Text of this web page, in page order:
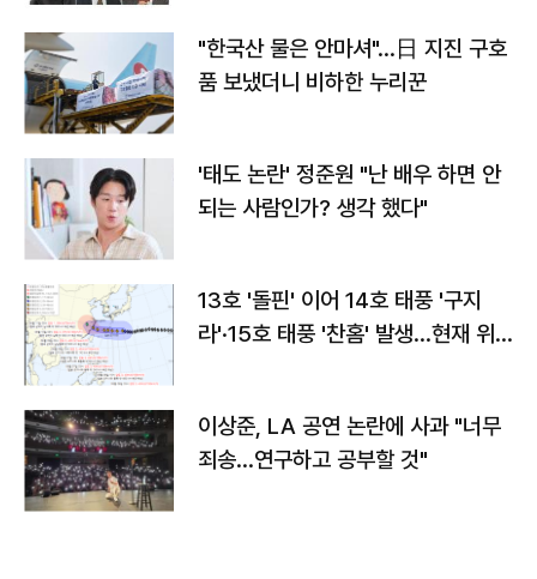
"한국산 물은 안마셔"…日 지진 구호
품 보냈더니 비하한 누리꾼
'태도 논란' 정준원 "난 배우 하면 안
되는 사람인가? 생각 했다"
13호 '돌핀' 이어 14호 태풍 '구지
라'·15호 태풍 '찬홈' 발생…현재 위
이상준, LA 공연 논란에 사과 "너무
죄송…연구하고 공부할 것"